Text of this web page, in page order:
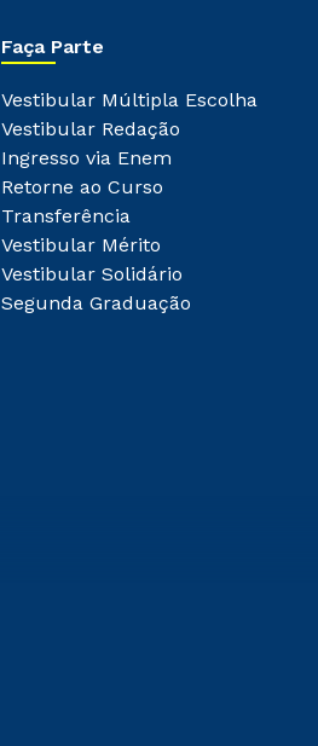
Faça Parte
Vestibular Múltipla Escolha
Vestibular Redação
Ingresso via Enem
Retorne ao Curso
Transferência
Vestibular Mérito
Vestibular Solidário
Segunda Graduação